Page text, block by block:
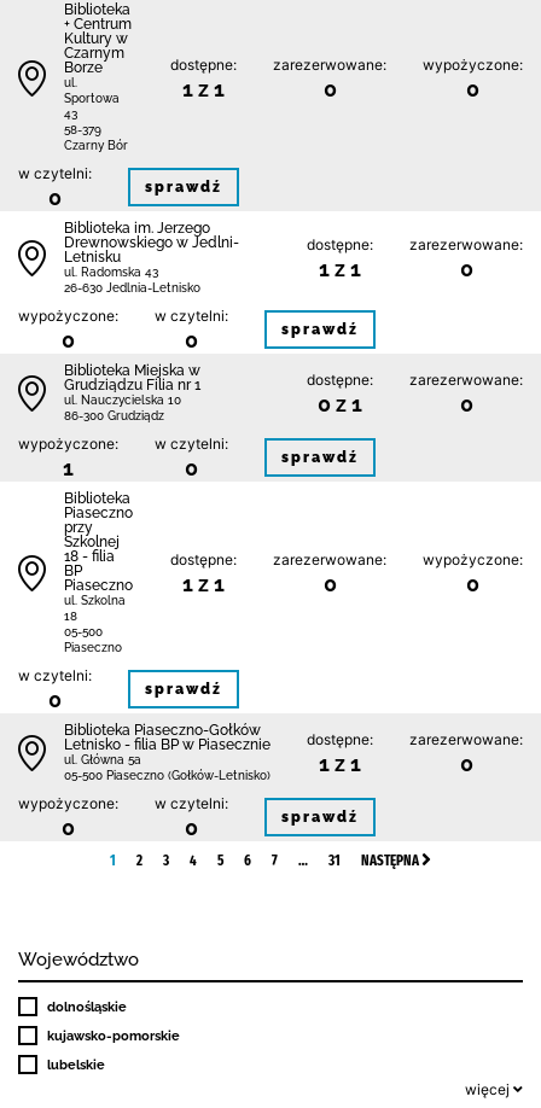
Biblioteka
+ Centrum
Kultury w
Czarnym
Borze
ul.
Sportowa
43
58-379
Czarny Bór
dostępne:
1 z 1
zarezerwowane:
0
wypożyczone:
0
w czytelni:
0 sprawdź
Biblioteka im. Jerzego
Drewnowskiego w Jedlni-
Letnisku
ul. Radomska 43
26-630 Jedlnia-Letnisko
dostępne:
1 z 1
zarezerwowane:
0
wypożyczone:
0
w czytelni:
0 sprawdź
Biblioteka Miejska w
Grudziądzu Filia nr 1
ul. Nauczycielska 10
86-300 Grudziądz
dostępne:
0 z 1
zarezerwowane:
0
wypożyczone:
1
w czytelni:
0 sprawdź
Biblioteka
Piaseczno
przy
Szkolnej
18 - filia
BP
Piaseczno
ul. Szkolna
18
05-500
Piaseczno
dostępne:
1 z 1
zarezerwowane:
0
wypożyczone:
0
w czytelni:
0 sprawdź
Biblioteka Piaseczno-Gołków
Letnisko - filia BP w Piasecznie
ul. Główna 5a
05-500 Piaseczno (Gołków-Letnisko)
dostępne:
1 z 1
zarezerwowane:
0
wypożyczone:
0
w czytelni:
0 sprawdź
1 2 3 4 5 6 7 … 31 NASTĘPNA
Województwo
dolnośląskie
kujawsko-pomorskie
lubelskie
więcej